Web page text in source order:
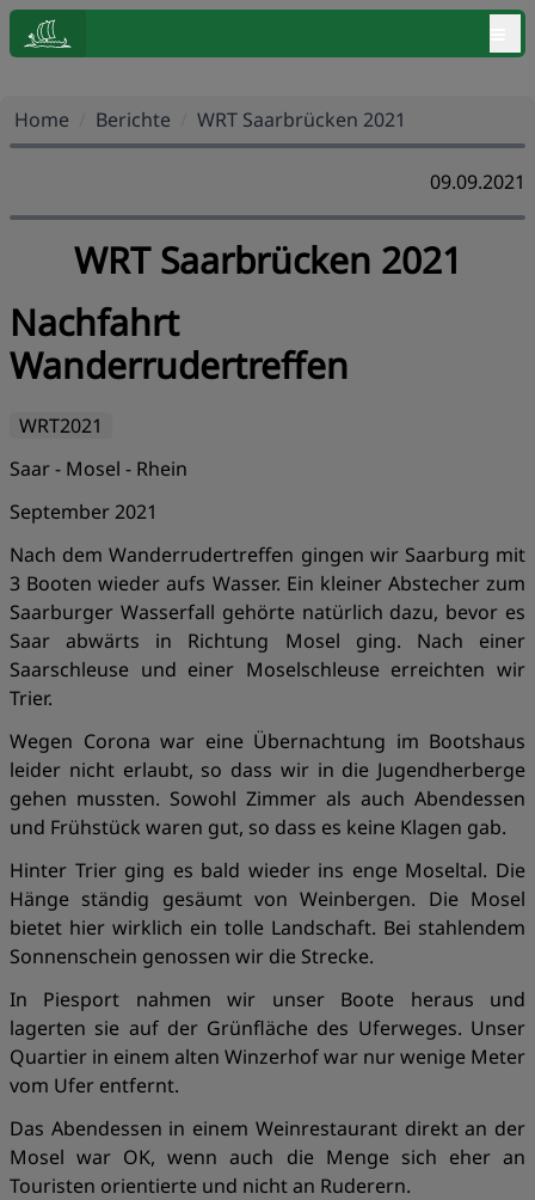
Home Berichte WRT Saarbrücken 2021
09.09.2021
WRT Saarbrücken 2021
Nachfahrt
Wanderrudertreffen
WRT2021
Saar - Mosel - Rhein
September 2021
Nach dem Wanderrudertreffen gingen wir Saarburg mit
3 Booten wieder aufs Wasser. Ein kleiner Abstecher zum
Saarburger Wasserfall gehörte natürlich dazu, bevor es
Saar abwärts in Richtung Mosel ging. Nach einer
Saarschleuse und einer Moselschleuse erreichten wir
Trier.
Wegen Corona war eine Übernachtung im Bootshaus
leider nicht erlaubt, so dass wir in die Jugendherberge
gehen mussten. Sowohl Zimmer als auch Abendessen
und Frühstück waren gut, so dass es keine Klagen gab.
Hinter Trier ging es bald wieder ins enge Moseltal. Die
Hänge ständig gesäumt von Weinbergen. Die Mosel
bietet hier wirklich ein tolle Landschaft. Bei stahlendem
Sonnenschein genossen wir die Strecke.
In Piesport nahmen wir unser Boote heraus und
lagerten sie auf der Grünfläche des Uferweges. Unser
Quartier in einem alten Winzerhof war nur wenige Meter
vom Ufer entfernt.
Das Abendessen in einem Weinrestaurant direkt an der
Mosel war OK, wenn auch die Menge sich eher an
Touristen orientierte und nicht an Ruderern.